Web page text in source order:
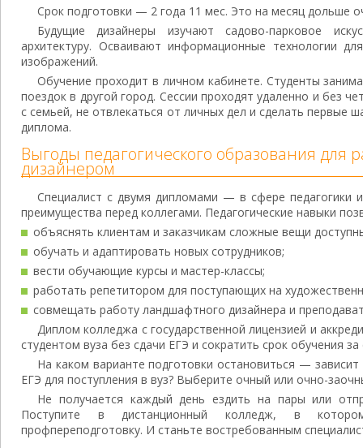
Срок подготовки — 2 года 11 мес. Это на месяц дольше
Будущие дизайнеры изучают садово-парковое
архитектуру. Осваивают информационные технологии
изображений.
Обучение проходит в личном кабинете. Студенты
поездок в другой город. Сессии проходят удаленно и без
с семьей, не отвлекаться от личных дел и сделать первые
диплома.
Выгоды педагогического образования
дизайнером
Специалист с двумя дипломами — в сфере
преимущества перед коллегами. Педагогические навыки
объяснять клиентам и заказчикам сложные вещи
обучать и адаптировать новых сотрудников;
вести обучающие курсы и мастер-классы;
работать репетитором для поступающих на
совмещать работу ландшафтного дизайнера и
Диплом колледжа с государственной лицензией и
студентом вуза без сдачи ЕГЭ и сократить срок обучения
На каком варианте подготовки остановиться —
ЕГЭ для поступления в вуз? Выберите очный или очно-
Не получается каждый день ездить на пары или
Поступите в дистанционный колледж, в
профпереподготовку. И станьте востребованным